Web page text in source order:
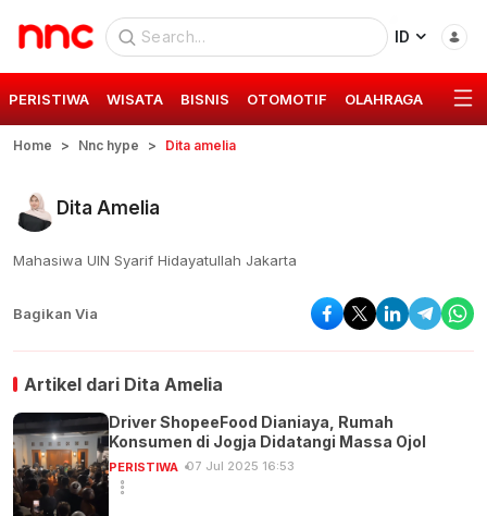
ID
PERISTIWA WISATA BISNIS OTOMOTIF OLAHRAGA GAYA
Home Nnc hype Dita amelia
Dita Amelia
Mahasiwa UIN Syarif Hidayatullah Jakarta
Bagikan Via
Artikel dari Dita Amelia
Driver ShopeeFood Dianiaya, Rumah
Konsumen di Jogja Didatangi Massa Ojol
PERISTIWA 07 Jul 2025 16:53